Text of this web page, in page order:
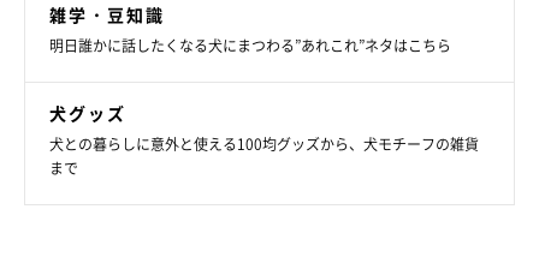
雑学・豆知識
明日誰かに話したくなる犬にまつわる”あれこれ”ネタはこちら
犬グッズ
犬との暮らしに意外と使える100均グッズから、犬モチーフの雑貨
まで